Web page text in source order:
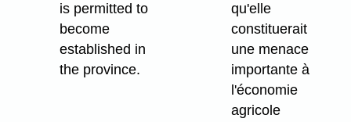
is permitted to
become
established in
the province.
qu'elle
constituerait
une menace
importante à
l'économie
agricole